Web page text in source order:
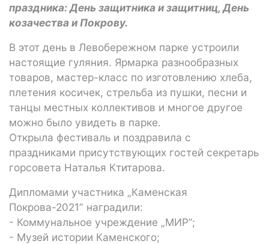
праздника: День защитника и защитниц, День
козачества и Покрову.
В этот день в Левобережном парке устроили
настоящие гуляния. Ярмарка разнообразных
товаров, мастер-класс по изготовлению хлеба,
плетения косичек, стрельба из пушки, песни и
танцы местных коллективов и многое другое
можно было увидеть в парке.
Открыла фестиваль и поздравила с
праздниками присутствующих гостей секретарь
горсовета Наталья Ктитарова.
Дипломами участника „Каменская
Покрова-2021” наградили:
- Коммунальное учреждение „МИР”;
- Музей истории Каменского;